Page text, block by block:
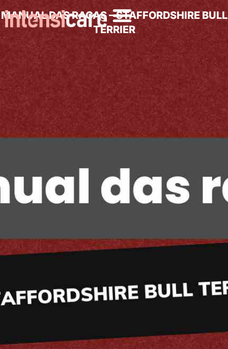
MANUAL DAS RAÇAS – STAFFORDSHIRE BULL
TERRIER